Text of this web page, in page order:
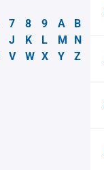
7 8 9 A
B
J K L M
N
V W X Y Z